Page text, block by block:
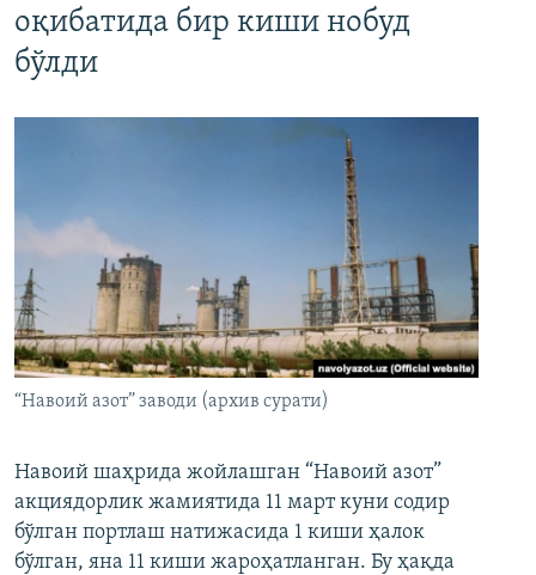
оқибатида бир киши нобуд
бўлди
“Навоий азот” заводи (архив сурати)
Навоий шаҳрида жойлашган “Навоий азот”
акциядорлик жамиятида 11 март куни содир
бўлган портлаш натижасида 1 киши ҳалок
бўлган, яна 11 киши жароҳатланган. Бу ҳақда